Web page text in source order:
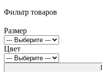
Фильтр товаров
Размер
Цвет